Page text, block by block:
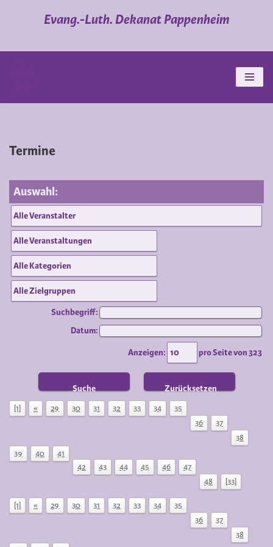
Evang.-Luth. Dekanat Pappenheim
Termine
Auswahl:
Suchbegriff:
Datum:
Anzeigen: pro Seite von323
Suche Zurücksetzen
[1] « 29 30 31 32 33 34
35
36
37
38
39
40
41
42
43 44 45 46
47
48
[33]
[1] « 29 30 31 32 33 34
35
36
37
38